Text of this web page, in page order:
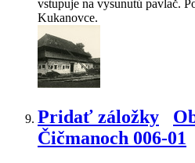
vstupuje na vysunutú pavlač.
Kukanovce.
Pridať záložky
Čičmanoch 006-01